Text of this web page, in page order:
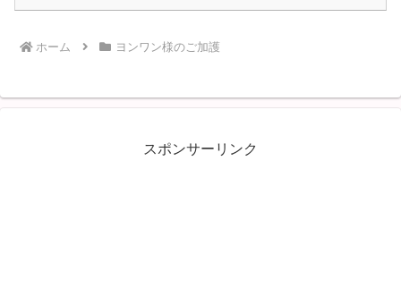
ホーム ヨンワン様のご加護
スポンサーリンク